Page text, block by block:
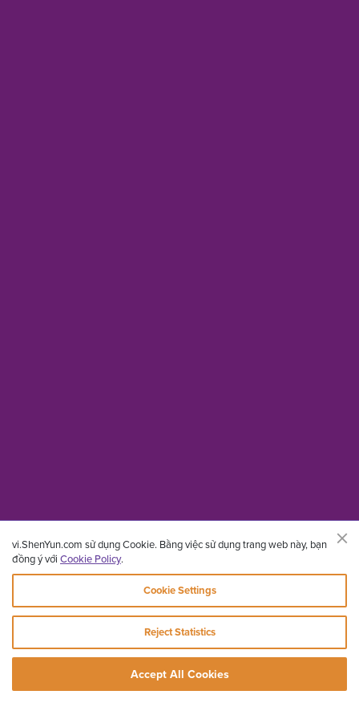
vi.ShenYun.com sử dụng Cookie. Bằng việc sử dụng trang web này, bạn
đồng ý với Cookie Policy.
Cookie Settings
Reject Statistics
Accept All Cookies